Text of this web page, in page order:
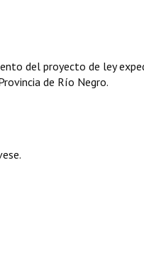
del proyecto de ley
de Río Negro.